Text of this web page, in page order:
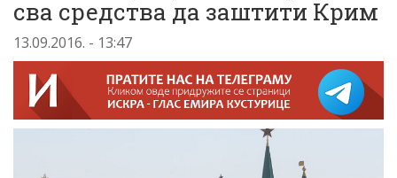
сва средства да заштити Крим
13.09.2016. - 13:47